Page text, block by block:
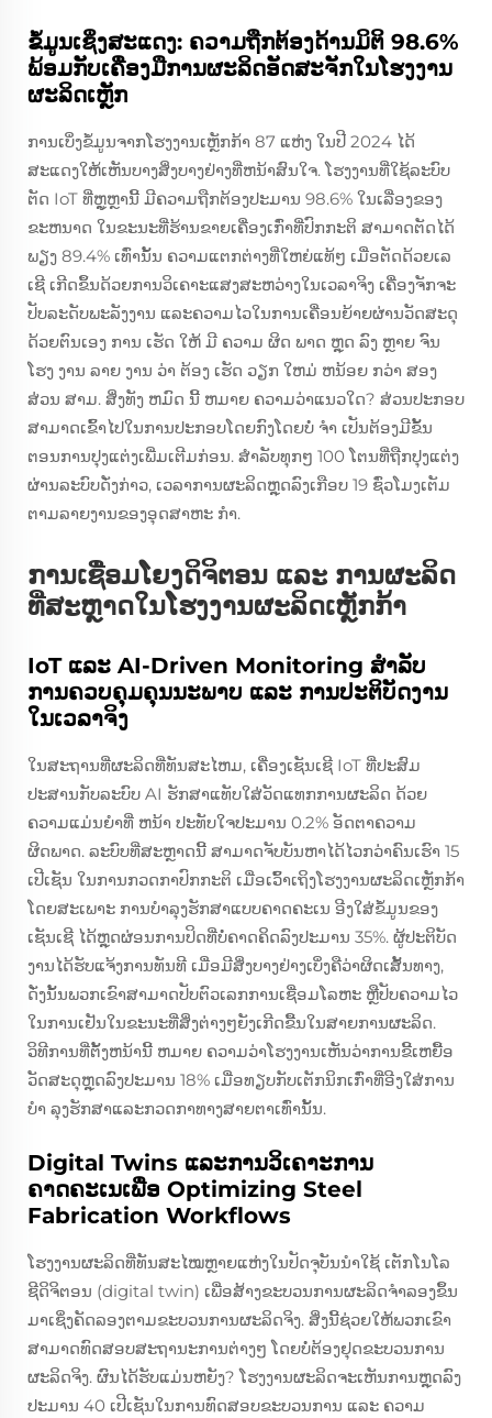
ຂໍ້ມູນເຊິ່ງສະແດງ: ຄວາມຖືກຕ້ອງດ້ານມິຕິ 98.6%
ພ້ອມກັບເຄື່ອງມືການຜະລິດອັດສະຈັກໃນໂຮງງານ
ຜະລິດເຫຼັກ
ການເບິ່ງຂໍ້ມູນຈາກໂຮງງານເຫຼັກກ້າ 87 ແຫ່ງ ໃນປີ 2024 ໄດ້
ສະແດງໃຫ້ເຫັນບາງສິ່ງບາງຢ່າງທີ່ຫນ້າສົນໃຈ. ໂຮງງານທີ່ໃຊ້ລະບົບ
ຕັດ IoT ທີ່ຫຼູຫຼານີ້ ມີຄວາມຖືກຕ້ອງປະມານ 98.6% ໃນເລື່ອງຂອງ
ຂະຫນາດ ໃນຂະນະທີ່ຮ້ານຂາຍເຄື່ອງເກົ່າທີ່ປົກກະຕິ ສາມາດຕັດໄດ້
ພຽງ 89.4% ເທົ່ານັ້ນ ຄວາມແຕກຕ່າງທີ່ໃຫຍ່ແທ້ໆ ເມື່ອຕັດດ້ວຍເລ
ເຊີ ເກີດຂຶ້ນດ້ວຍການວິເຄາະແສງສະຫວ່າງໃນເວລາຈິງ ເຄື່ອງຈັກຈະ
ປັບລະດັບພະລັງງານ ແລະຄວາມໄວໃນການເຄື່ອນຍ້າຍຜ່ານວັດສະດຸ
ດ້ວຍຕົນເອງ ການ ເຮັດ ໃຫ້ ມີ ຄວາມ ຜິດ ພາດ ຫຼຸດ ລົງ ຫຼາຍ ຈົນ
ໂຮງ ງານ ລາຍ ງານ ວ່າ ຕ້ອງ ເຮັດ ວຽກ ໃຫມ່ ຫນ້ອຍ ກວ່າ ສອງ
ສ່ວນ ສາມ. ສິ່ງທັງ ຫມົດ ນີ້ ຫມາຍ ຄວາມວ່າແນວໃດ? ສ່ວນປະກອບ
ສາມາດເຂົ້າໄປໃນການປະກອບໂດຍກົງໂດຍບໍ່ ຈໍາ ເປັນຕ້ອງມີຂັ້ນ
ຕອນການປຸງແຕ່ງເພີ່ມເຕີມກ່ອນ. ສໍາລັບທຸກໆ 100 ໂຕນທີ່ຖືກປຸງແຕ່ງ
ຜ່ານລະບົບດັ່ງກ່າວ, ເວລາການຜະລິດຫຼຸດລົງເກືອບ 19 ຊົ່ວໂມງເຕັມ
ຕາມລາຍງານຂອງອຸດສາຫະ ກໍາ.
ການເຊື່ອມໂຍງດິຈິຕອນ ແລະ ການຜະລິດ
ທີ່ສະຫຼາດໃນໂຮງງານຜະລິດເຫຼັກກ້າ
IoT ແລະ AI-Driven Monitoring ສໍາລັບ
ການຄວບຄຸມຄຸນນະພາບ ແລະ ການປະຕິບັດງານ
ໃນເວລາຈິງ
ໃນສະຖານທີ່ຜະລິດທີ່ທັນສະໄຫມ, ເຄື່ອງເຊັນເຊີ IoT ທີ່ປະສົມ
ປະສານກັບລະບົບ AI ຮັກສາແທັບໃສ່ວັດແທກການຜະລິດ ດ້ວຍ
ຄວາມແມ່ນຍໍາທີ່ ຫນ້າ ປະທັບໃຈປະມານ 0.2% ອັດຕາຄວາມ
ຜິດພາດ. ລະບົບທີ່ສະຫຼາດນີ້ ສາມາດຈັບບັນຫາໄດ້ໄວກວ່າຄົນເຮົາ 15
ເປີເຊັນ ໃນການກວດກາປົກກະຕິ ເມື່ອເວົ້າເຖິງໂຮງງານຜະລິດເຫຼັກກ້າ
ໂດຍສະເພາະ ການບໍາລຸງຮັກສາແບບຄາດຄະເນ ອີງໃສ່ຂໍ້ມູນຂອງ
ເຊັນເຊີ ໄດ້ຫຼຸດຜ່ອນການປິດທີ່ບໍ່ຄາດຄິດລົງປະມານ 35%. ຜູ້ປະຕິບັດ
ງານໄດ້ຮັບແຈ້ງການທັນທີ ເມື່ອມີສິ່ງບາງຢ່າງເບິ່ງຄືວ່າຜິດເສັ້ນທາງ,
ດັ່ງນັ້ນພວກເຂົາສາມາດປັບຕົວເລກການເຊື່ອມໂລຫະ ຫຼືປັບຄວາມໄວ
ໃນການເຢັນໃນຂະນະທີ່ສິ່ງຕ່າງໆຍັງເກີດຂື້ນໃນສາຍການຜະລິດ.
ວິທີການທີ່ຕັ້ງຫນ້ານີ້ ຫມາຍ ຄວາມວ່າໂຮງງານເຫັນວ່າການຂີ້ເຫຍື້ອ
ວັດສະດຸຫຼຸດລົງປະມານ 18% ເມື່ອທຽບກັບເຕັກນິກເກົ່າທີ່ອີງໃສ່ການ
ບໍາ ລຸງຮັກສາແລະກວດກາທາງສາຍຕາເທົ່ານັ້ນ.
Digital Twins ແລະການວິເຄາະການ
ຄາດຄະເນເພື່ອ Optimizing Steel
Fabrication Workflows
ໂຮງງານຜະລິດທີ່ທັນສະໄໝຫຼາຍແຫ່ງໃນປັດຈຸບັນນຳໃຊ້ ເຕັກໂນໂລ
ຊີດິຈິຕອນ (digital twin) ເພື່ອສ້າງຂະບວນການຜະລິດຈຳລອງຂຶ້ນ
ມາເຊິ່ງຄັດລອງຕາມຂະບວນການຜະລິດຈິງ. ສິ່ງນີ້ຊ່ວຍໃຫ້ພວກເຂົາ
ສາມາດທົດສອບສະຖານະການຕ່າງໆ ໂດຍບໍ່ຕ້ອງຢຸດຂະບວນການ
ຜະລິດຈິງ. ຜົນໄດ້ຮັບແມ່ນຫຍັງ? ໂຮງງານຜະລິດຈະເຫັນການຫຼຸດລົງ
ປະມານ 40 ເປີເຊັນໃນການທົດສອບຂະບວນການ ແລະ ຄວາມ